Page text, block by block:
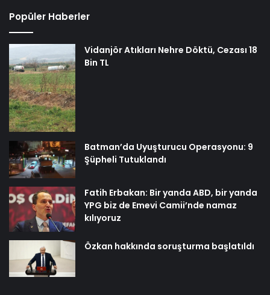
Popüler Haberler
Vidanjör Atıkları Nehre Döktü, Cezası 18
Bin TL
Batman’da Uyuşturucu Operasyonu: 9
Şüpheli Tutuklandı
Fatih Erbakan: Bir yanda ABD, bir yanda
YPG biz de Emevi Camii’nde namaz
kılıyoruz
Özkan hakkında soruşturma başlatıldı